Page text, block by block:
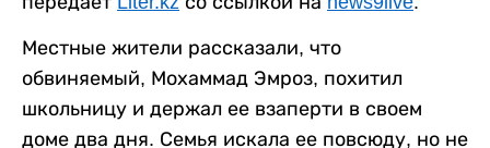
Местные жители рассказали, что
обвиняемый, Мохаммад Эмроз, похитил
школьницу и держал ее взаперти в своем
доме два дня. Семья искала ее повсюду, но не